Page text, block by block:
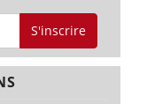
S'inscrire